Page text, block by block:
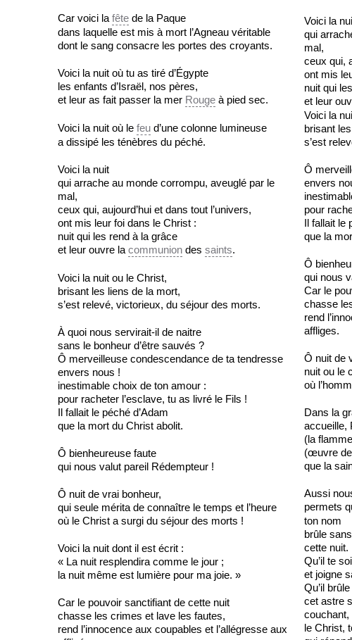
Car voici la fête de la Paque
dans laquelle est mis à mort l’Agneau véritable
dont le sang consacre les portes des croyants.
Voici la nuit où tu as tiré d’Égypte
les enfants d’Israël, nos pères,
et leur as fait passer la mer Rouge à pied sec.
Voici la nuit où le feu d’une colonne lumineuse
a dissipé les ténèbres du péché.
Voici la nuit
qui arrache au monde corrompu, aveuglé par le
mal,
ceux qui, aujourd’hui et dans tout l’univers,
ont mis leur foi dans le Christ :
nuit qui les rend à la grâce
et leur ouvre la communion des saints.
Voici la nuit ou le Christ,
brisant les liens de la mort,
s’est relevé, victorieux, du séjour des morts.
À quoi nous servirait-il de naitre
sans le bonheur d’être sauvés ?
Ô merveilleuse condescendance de ta tendresse
envers nous !
inestimable choix de ton amour :
pour racheter l’esclave, tu as livré le Fils !
Il fallait le péché d’Adam
que la mort du Christ abolit.
Ô bienheureuse faute
qui nous valut pareil Rédempteur !
Ô nuit de vrai bonheur,
qui seule mérita de connaître le temps et l’heure
où le Christ a surgi du séjour des morts !
Voici la nuit dont il est écrit :
« La nuit resplendira comme le jour ;
la nuit même est lumière pour ma joie. »
Car le pouvoir sanctifiant de cette nuit
chasse les crimes et lave les fautes,
rend l’innocence aux coupables et l’allégresse aux
Voici la
qui
mal,
ceux qui,
ont mis
nuit qui
et leur
Voici la
brisant
s’est
Ô
envers
pour
Il fallait le
que la
Ô
qui nous
Car le
chasse
rend
affliges.
Ô nuit de
nuit ou le
où
Dans la
accueille,
(la
(œuvre
que la
Aussi
permets
ton nom
brûle
cette nuit.
Qu’il te
et joigne
Qu’il
cet astre
couchant,
le Christ,